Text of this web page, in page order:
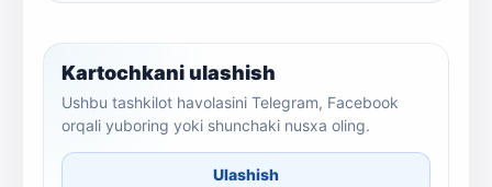
Kartochkani ulashish
Ushbu tashkilot havolasini Telegram, Facebook
orqali yuboring yoki shunchaki nusxa oling.
Ulashish